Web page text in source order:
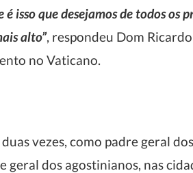
isso que desejamos de todos os
alto”, respondeu Dom
no Vaticano.
vezes, como padre geral
geral dos agostinianos, nas